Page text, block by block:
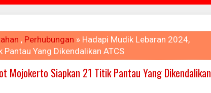
, Perhubungan » Hadapi Mudik Lebaran 2024,
Yang Dikendalikan ATCS
Mojokerto Siapkan 21 Titik Pantau Yang Dikendalikan